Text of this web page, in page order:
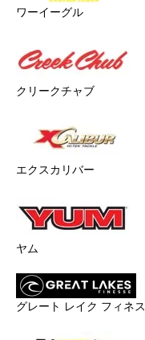
ワーイーグル
クリークチャブ
エクスカリバー
ヤム
グレート レイク フィネス